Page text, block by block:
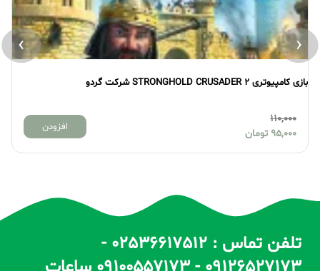
بازی کامپیوتری STRONGHOLD CRUSADER 2 شرکت گردو
110,000
95,000 تومان
افزودن
‹
›
تلفن تماس : 02536617512 -